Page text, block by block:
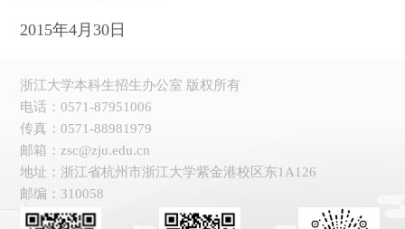
2015年4月30日
浙江大学本科生招生办公室 版权所有
电话：0571-87951006
传真：0571-88981979
邮箱：zsc@zju.edu.cn
地址：浙江省杭州市浙江大学紫金港校区东1A126
邮编：310058